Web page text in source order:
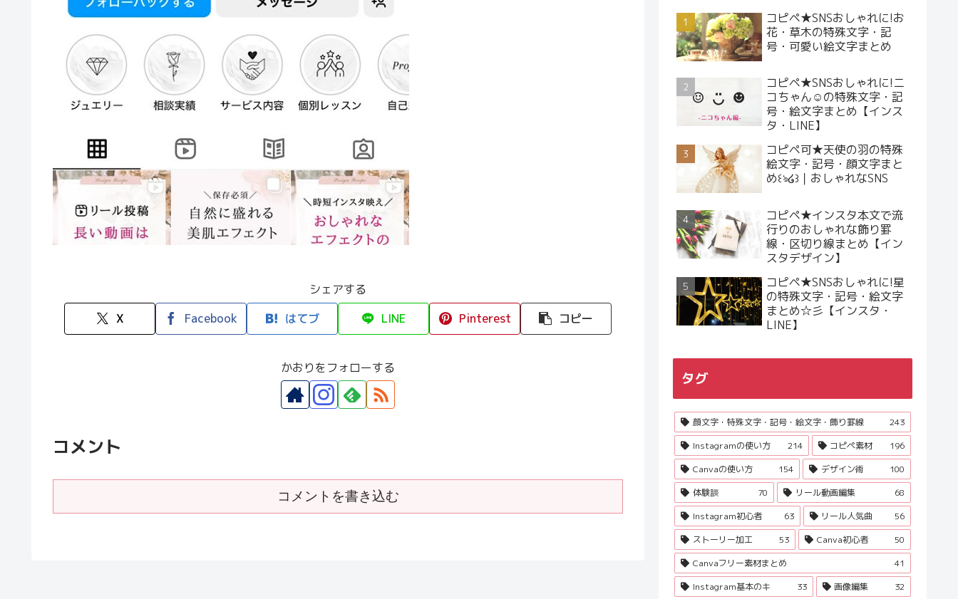
シェアする
X
Facebook はてブ LINE Pinterest コピー
かおりをフォローする
コメント
コメントを書き込む
コピペ★SNSおしゃれに!お
花・草木の特殊文字・記
号・可愛い絵文字まとめ
コピペ★SNSおしゃれに!ニ
コちゃん☺︎の特殊文字・記
号・絵文字まとめ【インス
タ・LINE】
コピペ可★天使の羽の特殊
絵文字・記号・顔文字まと
め꒰ঌ໒꒱｜おしゃれなSNS
コピペ★インスタ本文で流
行りのおしゃれな飾り罫
線・区切り線まとめ【イン
スタデザイン】
コピペ★SNSおしゃれに!星
の特殊文字・記号・絵文字
まとめ☆彡【インスタ・
LINE】
タグ
顔文字・特殊文字・記号・絵文字・飾り罫線
243
Instagramの使い方
214 コピペ素材
196
Canvaの使い方
154 デザイン術
100
体験談
70 リール動画編集
68
Instagram初心者
63 リール人気曲
56
ストーリー加工
53 Canva初心者
50
Canvaフリー素材まとめ
41
Instagram基本のキ
33 画像編集
32